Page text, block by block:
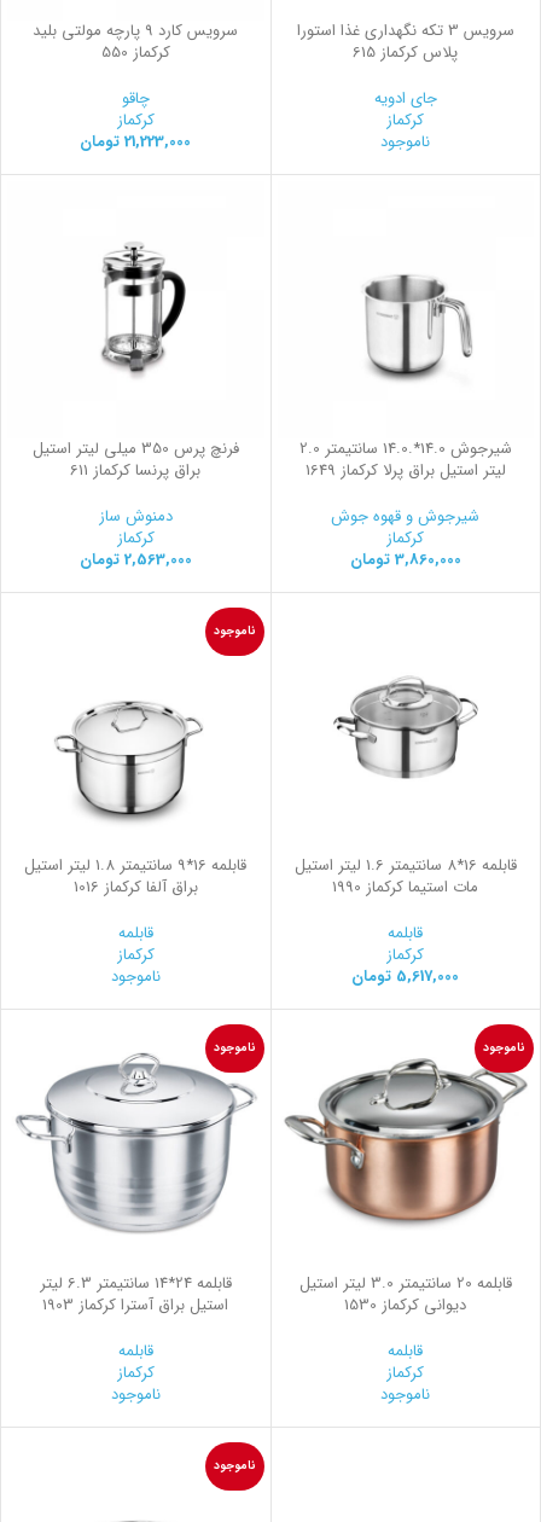
سرويس 3 تكه نگهداری غذا استورا
پلاس کرکماز 615
جای ادویه
کرکماز
ناموجود
سرویس کارد 9 پارچه مولتی بلید
کرکماز 550
چاقو
کرکماز
21,223,000 تومان
شیرجوش 14.0*.14.0 سانتیمتر 2.0
لیتر استیل براق پرلا کرکماز 1649
شیرجوش و قهوه جوش
کرکماز
3,860,000 تومان
فرنچ پرس 350 میلی لیتر استیل
براق پرنسا کرکماز 611
دمنوش ساز
کرکماز
2,563,000 تومان
قابلمه 16*8 سانتیمتر 1.6 لیتر استیل
مات استیما کرکماز 1990
قابلمه
کرکماز
5,617,000 تومان
ناموجود
قابلمه 16*9 سانتیمتر 1.8 لیتر استیل
براق آلفا کرکماز 1016
قابلمه
کرکماز
ناموجود
ناموجود
قابلمه 20 سانتیمتر 3.0 لیتر استیل
ديواني کرکماز 1530
قابلمه
کرکماز
ناموجود
ناموجود
قابلمه 24*14 سانتیمتر 6.3 لیتر
استیل براق آسترا کرکماز 1903
قابلمه
کرکماز
ناموجود
ناموجود